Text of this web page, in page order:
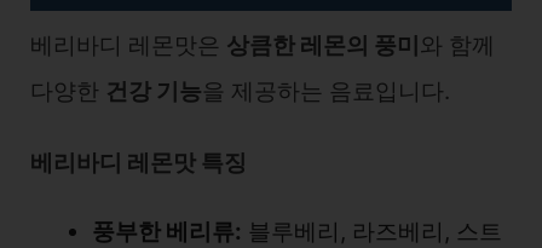
베리바디 레몬맛은 상큼한 레몬의 풍미 와 함께
다양한 건강 기능을 제공하는 음료입니다.
베리바디 레몬맛 특징
풍부한 베리류: 블루베리, 라즈베리, 스트